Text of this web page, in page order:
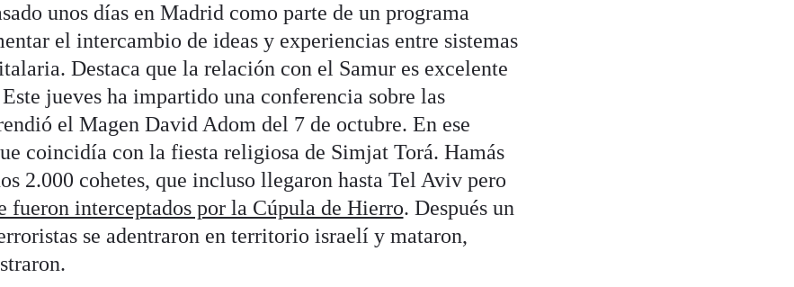
unos días en Madrid como parte de un programa
el intercambio de ideas y experiencias entre sistemas
Destaca que la relación con el Samur es excelente
Este jueves ha impartido una conferencia sobre las
el Magen David Adom del 7 de octubre. En ese
coincidía con la fiesta religiosa de Simjat Torá. Hamás
2.000 cohetes, que incluso llegaron hasta Tel Aviv pero
fueron interceptados por la Cúpula de Hierro. Después un
se adentraron en territorio israelí y mataron,